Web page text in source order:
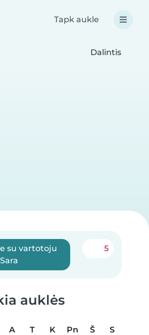
Tapk aukle
Dalintis
su vartotoju
Sara
5
auklės
A T K Pn Š
S